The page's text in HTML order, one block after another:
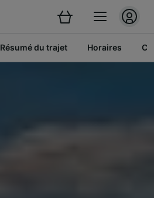
Résumé du trajet Horaires